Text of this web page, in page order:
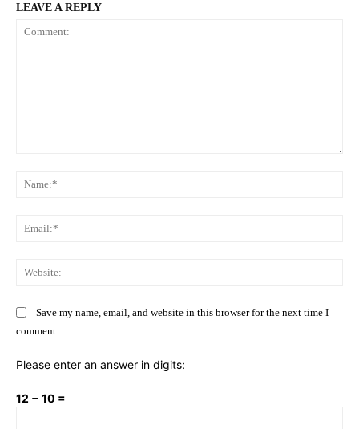
LEAVE A REPLY
Save my name, email, and website in this browser for the next time I
comment.
Please enter an answer in digits:
12 − 10 =